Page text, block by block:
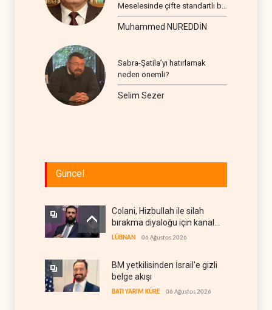
Meselesinde çifte standartlı bir
seyir
Muhammed NUREDDİN
Sabra-Şatila’yı hatırlamak
neden önemli?
Selim Sezer
Güncel
Colani, Hizbullah ile silah
bırakma diyaloğu için kanal
arıyor
LÜBNAN 06 Ağustos 2026
BM yetkilisinden İsrail'e gizli
belge akışı
BATI YARIM KÜRE 06 Ağustos 2026